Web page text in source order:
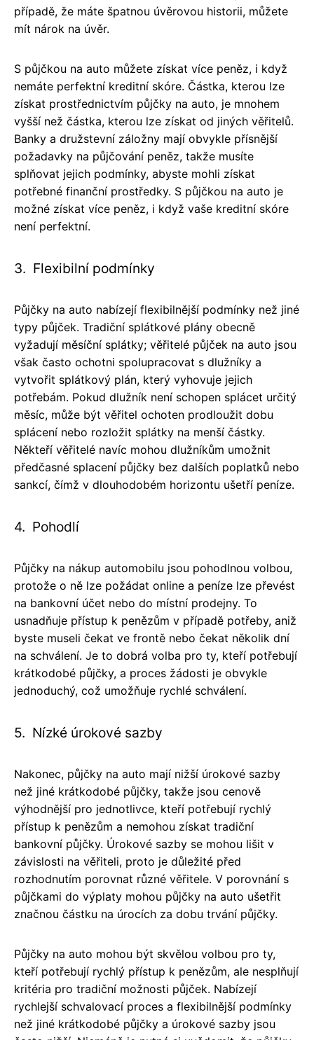
případě, že máte špatnou úvěrovou historii, můžete
mít nárok na úvěr.
S půjčkou na auto můžete získat více peněz, i když
nemáte perfektní kreditní skóre. Částka, kterou lze
získat prostřednictvím půjčky na auto, je mnohem
vyšší než částka, kterou lze získat od jiných věřitelů.
Banky a družstevní záložny mají obvykle přísnější
požadavky na půjčování peněz, takže musíte
splňovat jejich podmínky, abyste mohli získat
potřebné finanční prostředky. S půjčkou na auto je
možné získat více peněz, i když vaše kreditní skóre
není perfektní.
3. Flexibilní podmínky
Půjčky na auto nabízejí flexibilnější podmínky než jiné
typy půjček. Tradiční splátkové plány obecně
vyžadují měsíční splátky; věřitelé půjček na auto jsou
však často ochotni spolupracovat s dlužníky a
vytvořit splátkový plán, který vyhovuje jejich
potřebám. Pokud dlužník není schopen splácet určitý
měsíc, může být věřitel ochoten prodloužit dobu
splácení nebo rozložit splátky na menší částky.
Někteří věřitelé navíc mohou dlužníkům umožnit
předčasné splacení půjčky bez dalších poplatků nebo
sankcí, čímž v dlouhodobém horizontu ušetří peníze.
4. Pohodlí
Půjčky na nákup automobilu jsou pohodlnou volbou,
protože o ně lze požádat online a peníze lze převést
na bankovní účet nebo do místní prodejny. To
usnadňuje přístup k penězům v případě potřeby, aniž
byste museli čekat ve frontě nebo čekat několik dní
na schválení. Je to dobrá volba pro ty, kteří potřebují
krátkodobé půjčky, a proces žádosti je obvykle
jednoduchý, což umožňuje rychlé schválení.
5. Nízké úrokové sazby
Nakonec, půjčky na auto mají nižší úrokové sazby
než jiné krátkodobé půjčky, takže jsou cenově
výhodnější pro jednotlivce, kteří potřebují rychlý
přístup k penězům a nemohou získat tradiční
bankovní půjčky. Úrokové sazby se mohou lišit v
závislosti na věřiteli, proto je důležité před
rozhodnutím porovnat různé věřitele. V porovnání s
půjčkami do výplaty mohou půjčky na auto ušetřit
značnou částku na úrocích za dobu trvání půjčky.
Půjčky na auto mohou být skvělou volbou pro ty,
kteří potřebují rychlý přístup k penězům, ale nesplňují
kritéria pro tradiční možnosti půjček. Nabízejí
rychlejší schvalovací proces a flexibilnější podmínky
než jiné krátkodobé půjčky a úrokové sazby jsou